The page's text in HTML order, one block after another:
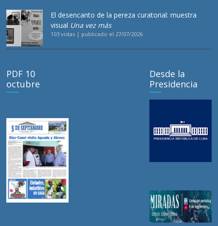
El desencanto de la pereza curatorial: muestra
visual Una vez más
103 vistas | publicado el 27/07/2026
PDF 10
octubre
Desde la
Presidencia